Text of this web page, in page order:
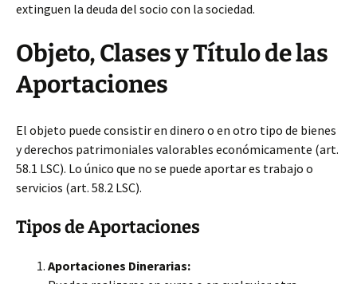
extinguen la deuda del socio con la sociedad.
Objeto, Clases y Título de las
Aportaciones
El objeto puede consistir en dinero o en otro tipo de bienes
y derechos patrimoniales valorables económicamente (art.
58.1 LSC). Lo único que no se puede aportar es trabajo o
servicios (art. 58.2 LSC).
Tipos de Aportaciones
Aportaciones Dinerarias: